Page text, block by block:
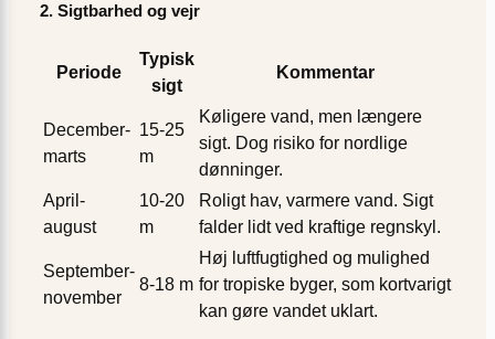
2. Sigtbarhed og vejr
Periode
Typisk
sigt
Kommentar
December-
marts
15-25
m
Køligere vand, men længere
sigt. Dog risiko for nordlige
dønninger.
April-
august
10-20
m
Roligt hav, varmere vand. Sigt
falder lidt ved kraftige regnskyl.
September-
november
8-18 m
Høj luftfugtighed og mulighed
for tropiske byger, som kortvarigt
kan gøre vandet uklart.